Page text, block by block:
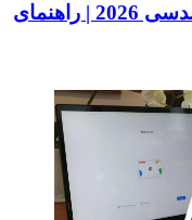
بهترین لپ‌تاپ برای دانشجویان مهندسی 2026 | راهنمای